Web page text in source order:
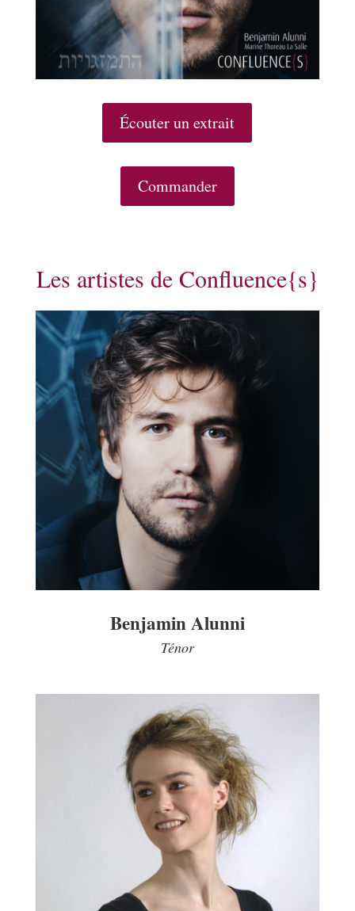
Écouter un extrait
Commander
Les artistes de Confluence{s}
Benjamin Alunni
Ténor